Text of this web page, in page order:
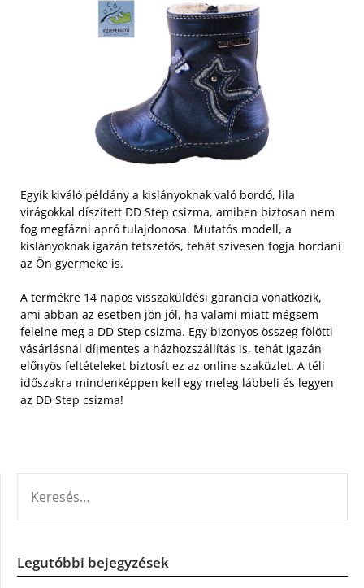
Egyik kiváló példány a kislányoknak való bordó, lila
virágokkal díszített DD Step csizma, amiben biztosan nem
fog megfázni apró tulajdonosa. Mutatós modell, a
kislányoknak igazán tetszetős, tehát szívesen fogja hordani
az Ön gyermeke is.
A termékre 14 napos visszaküldési garancia vonatkozik,
ami abban az esetben jön jól, ha valami miatt mégsem
felelne meg a DD Step csizma. Egy bizonyos összeg fölötti
vásárlásnál díjmentes a házhozszállítás is, tehát igazán
előnyös feltételeket biztosít ez az online szaküzlet. A téli
időszakra mindenképpen kell egy meleg lábbeli és legyen
az DD Step csizma!
Legutóbbi bejegyzések